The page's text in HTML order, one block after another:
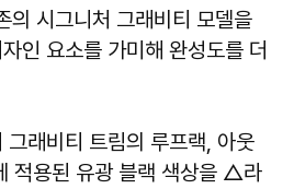
의 시그니처 그래비티 모델을
인 요소를 가미해 완성도를 더
그래비티 트림의 루프랙, 아웃
적용된 유광 블랙 색상을 △라